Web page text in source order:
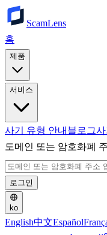
ScamLens
홈
제품
서비스
사기 유형 안내 블로그
도메인 또는 암호화폐
로그인
ko
English中文Español